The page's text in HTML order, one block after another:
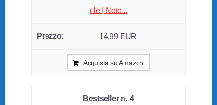
ole | Note...
14,99 EUR
Acquista su Amazon
4